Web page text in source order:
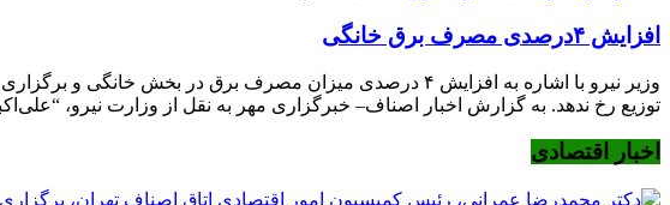
افزایش ۴درصدی مصرف برق خانگی
وزیر نیرو با اشاره به افزایش ۴ درصدی میزان مصرف برق
توزیع رخ ندهد. به گزارش اخبار اصناف– خبرگزاری مهر به نقل از وزارت نیرو،
اخبار اقتصادی